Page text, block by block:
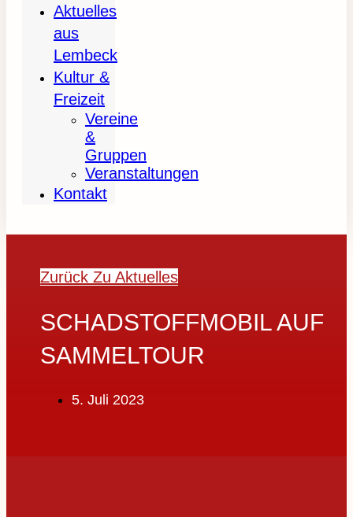
Aktuelles
aus
Lembeck
Kultur &
Freizeit
Vereine
&
Gruppen
Veranstaltungen
Kontakt
Zurück Zu Aktuelles
SCHADSTOFFMOBIL AUF
SAMMELTOUR
5. Juli 2023